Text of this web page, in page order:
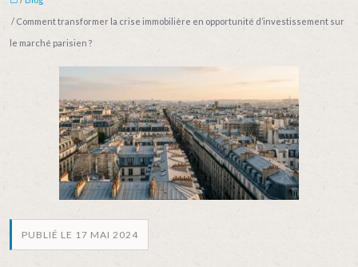
/ Comment transformer la crise immobilière en opportunité d’investissement sur
le marché parisien ?
PUBLIÉ LE 17 MAI 2024